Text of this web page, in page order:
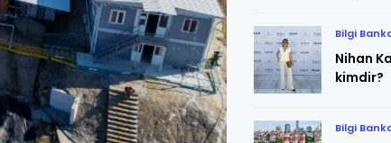
Bilgi
Nihan
kimdir?
Bilgi